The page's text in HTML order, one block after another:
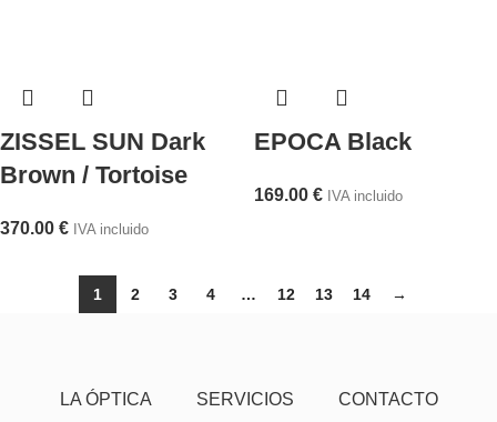
ZISSEL SUN Dark
Brown / Tortoise
370.00 € IVA incluido
EPOCA Black
169.00 € IVA incluido
1 2 3 4 … 12 13 14 →
LA ÓPTICA SERVICIOS CONTACTO